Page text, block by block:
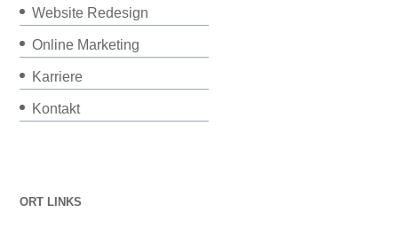
Website Redesign
Online Marketing
Karriere
Kontakt
ORT LINKS